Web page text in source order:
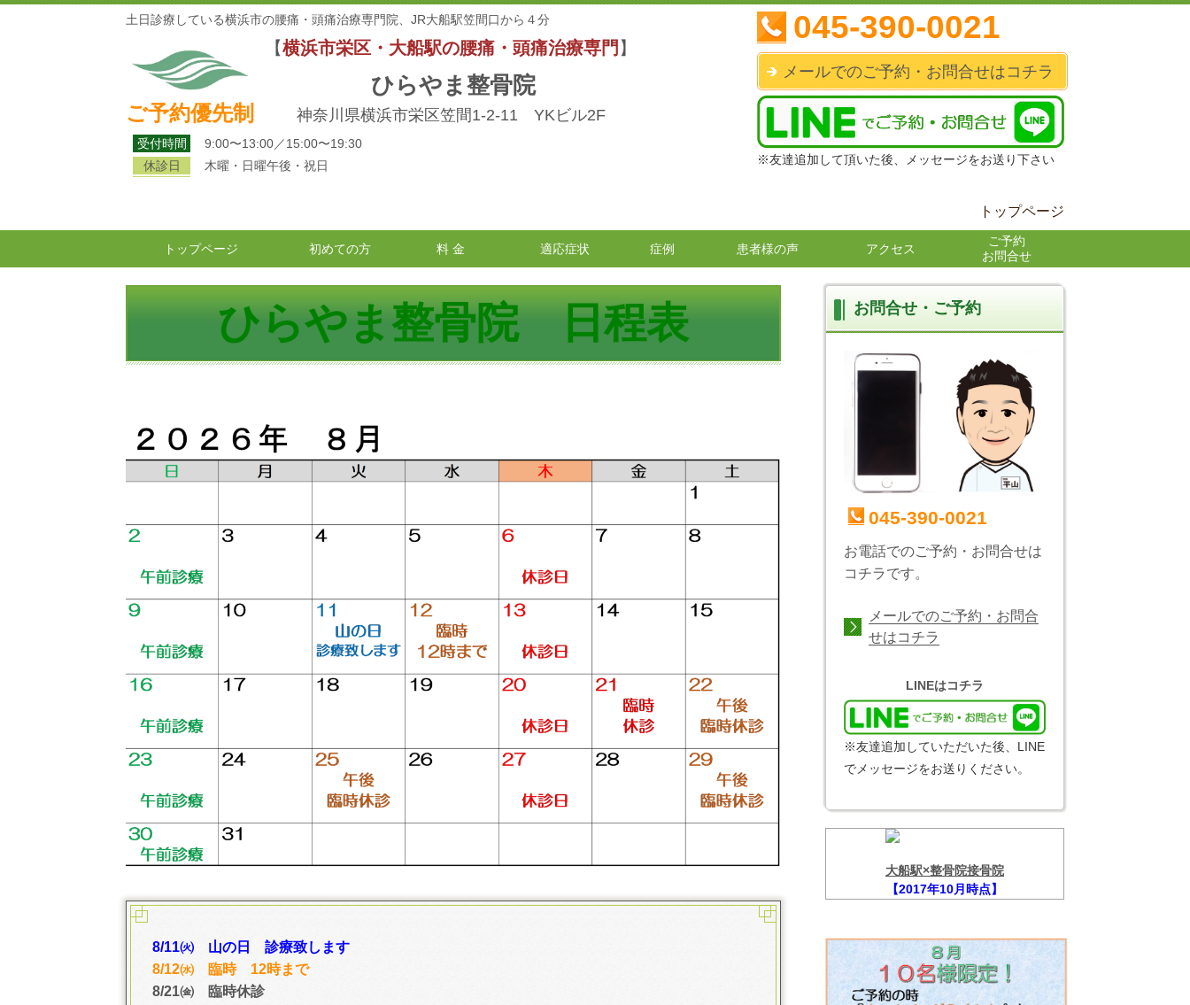
土日診療している横浜市の腰痛・頭痛治療専門院、JR大船駅笠間口から４分
【横浜市栄区・大船駅の腰痛・頭痛治療専門 】
ひらやま整骨院
ご予約優先制 神奈川県横浜市栄区笠間1-2-11 YKビル2F
受付時間
9:00〜13:00／15:00〜19:30
休診日
木曜・日曜午後・祝日
045-390-0021
メールでのご予約・お問合せはコチラ
※友達追加して頂いた後、メッセージをお送り下さい
トップページ
トップページ 初めての方 料 金 適応症状 症例 患者様の声 アクセス
ご予約
お問合せ
ひらやま整骨院 日程表
8/11㈫ 山の日 診療致します
8/12㈬ 臨時 12時まで
8/21㈮ 臨時休診
お問合せ・ご予約
045-390-0021
お電話でのご予約・お問合せは
コチラです。
メールでのご予約・お問合
せはコチラ
LINEはコチラ
※友達追加していただいた後、LINE
でメッセージをお送りください。
大船駅×整骨院接骨院
【2017年10月時点】